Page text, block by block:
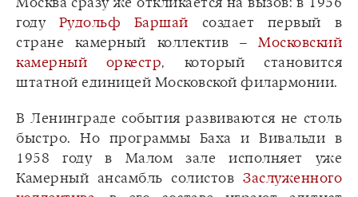
году Рудольф Баршай создает первый в
стране камерный коллектив – Московский
камерный оркестр, который становится
штатной единицей Московской филармонии.
В Ленинграде события развиваются не столь
быстро. Но программы Баха и Вивальди в
1958 году в Малом зале исполняет уже
Камерный ансамбль солистов Заслуженного